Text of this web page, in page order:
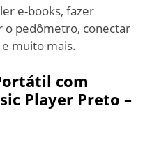
e-books, fazer
o pedômetro, conectar
muito mais.
com
Player Preto –